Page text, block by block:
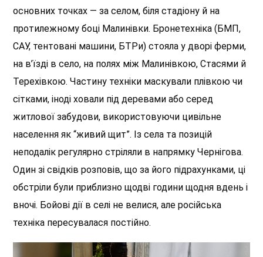
основних точках — за селом, біля стадіону й на
протилежному боці Малинівки. Бронетехніка (БМП,
САУ, тентовані машини, БТРи) стояла у дворі ферми,
на в’їзді в село, на полях між Малинівкою, Стасями й
Терехівкою. Частину техніки маскували плівкою чи
сітками, іноді ховали під деревами або серед
житлової забудови, використовуючи цивільне
населення як “живий щит”. Із села та позицій
неподалік регулярно стріляли в напрямку Чернігова.
Один зі свідків розповів, що за його підрахунками, ці
обстріли були приблизно щодві години щодня вдень і
вночі. Бойові дії в селі не велися, але російська
техніка пересувалася постійно.